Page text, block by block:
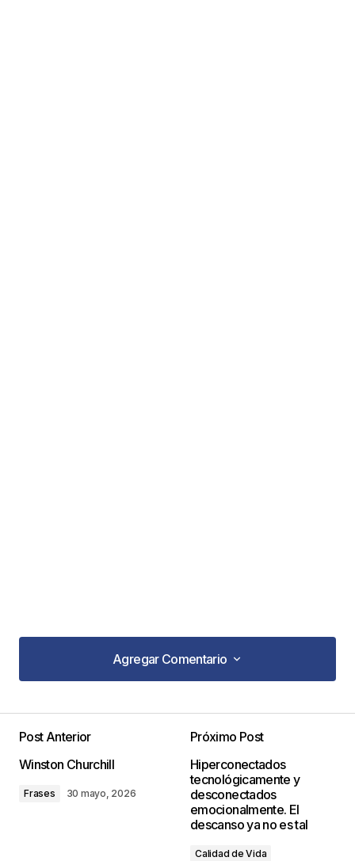
Agregar Comentario
Agregar Comentario
publicada. Los campos obligatorios están
Post Anterior
Winston Churchill
Frases 30 mayo, 2026
Próximo Post
Hiperconectados
tecnológicamente y
desconectados
emocionalmente. El
descanso ya no es tal
Calidad de Vida